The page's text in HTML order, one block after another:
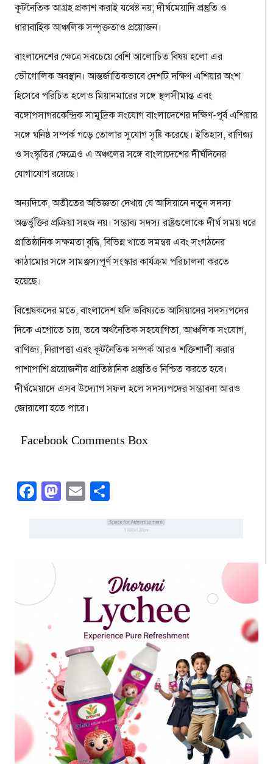
কূটনৈতিক আগ্রহ প্রকাশ করাই যথেষ্ট নয়; দীর্ঘমেয়াদি প্রস্তুতি ও
ধারাবাহিক আঞ্চলিক সম্পৃক্ততাও প্রয়োজন।
বাংলাদেশের ক্ষেত্রে সবচেয়ে বেশি আলোচিত বিষয় হলো এর
ভৌগোলিক অবস্থান। আন্তর্জাতিকভাবে দেশটি দক্ষিণ এশিয়ার অংশ
হিসেবে পরিচিত হলেও মিয়ানমারের সঙ্গে স্থলসীমান্ত এবং
বঙ্গোপসাগরকেন্দ্রিক সামুদ্রিক সংযোগ বাংলাদেশের দক্ষিণ-পূর্ব এশিয়ার
সঙ্গে ঘনিষ্ঠ সম্পর্ক গড়ে তোলার সুযোগ সৃষ্টি করেছে। ইতিহাস, বাণিজ্য
ও সংস্কৃতির ক্ষেত্রেও এ অঞ্চলের সঙ্গে বাংলাদেশের দীর্ঘদিনের
যোগাযোগ রয়েছে।
অন্যদিকে, অতীতের অভিজ্ঞতা দেখায় যে আসিয়ানে নতুন সদস্য
অন্তর্ভুক্তির প্রক্রিয়া সহজ নয়। সম্ভাব্য সদস্য রাষ্ট্রগুলোকে দীর্ঘ সময় ধরে
প্রাতিষ্ঠানিক সক্ষমতা বৃদ্ধি, বিভিন্ন খাতে সমন্বয় এবং সংগঠনের
কাঠামোর সঙ্গে সামঞ্জস্যপূর্ণ সংস্কার কার্যক্রম পরিচালনা করতে
হয়েছে।
বিশ্লেষকদের মতে, বাংলাদেশ যদি ভবিষ্যতে আসিয়ানের সদস্যপদের
দিকে এগোতে চায়, তবে অর্থনৈতিক সহযোগিতা, আঞ্চলিক সংযোগ,
বাণিজ্য, নিরাপত্তা এবং কূটনৈতিক সম্পর্ক আরও শক্তিশালী করার
পাশাপাশি প্রয়োজনীয় প্রাতিষ্ঠানিক প্রস্তুতিও নিশ্চিত করতে হবে।
দীর্ঘমেয়াদে এসব উদ্যোগ সফল হলে সদস্যপদের সম্ভাবনা আরও
জোরালো হতে পারে।
Facebook Comments Box
Facebook
Mastodon
Email